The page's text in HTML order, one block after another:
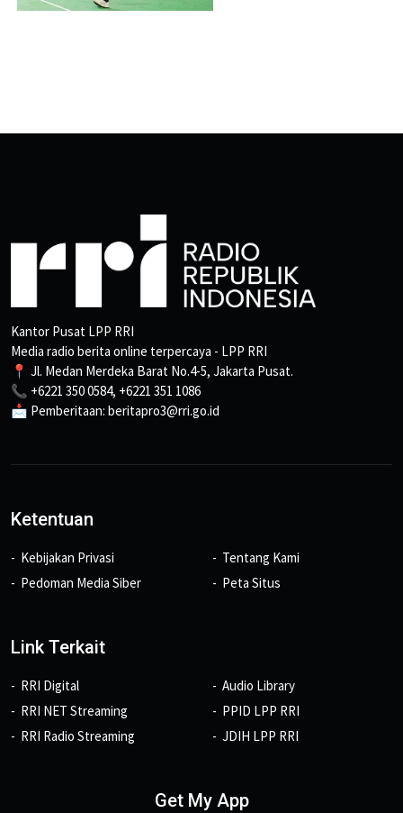
Kantor Pusat LPP RRI
Media radio berita online terpercaya - LPP RRI
📍 Jl. Medan Merdeka Barat No.4-5, Jakarta Pusat.
📞 +6221 350 0584, +6221 351 1086
📩 Pemberitaan: beritapro3@rri.go.id
Ketentuan
Kebijakan Privasi
Pedoman Media Siber
Tentang Kami
Peta Situs
Link Terkait
RRI Digital
RRI NET Streaming
RRI Radio Streaming
Audio Library
PPID LPP RRI
JDIH LPP RRI
Get My App